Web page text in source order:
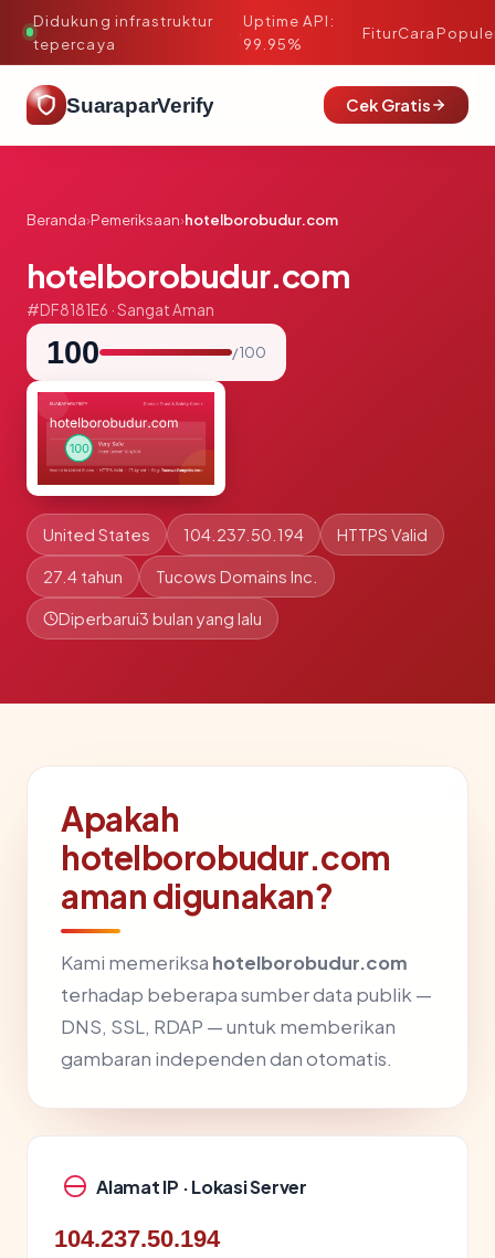
Didukung infrastruktur
tepercaya
·
Uptime API:
99.95%
FiturCara
SuaraparVerify Cek Gratis
Beranda›Pemeriksaan›hotelborobudur.com
hotelborobudur.com
#DF8181E6 · Sangat Aman
100 / 100
United States 104.237.50.194 HTTPS Valid
27.4 tahun Tucows Domains Inc.
Diperbarui3 bulan yang lalu
Apakah
hotelborobudur.com
aman digunakan?
Kami memeriksa hotelborobudur.com
terhadap beberapa sumber data publik —
DNS, SSL, RDAP — untuk memberikan
gambaran independen dan otomatis.
Alamat IP · Lokasi Server
104.237.50.194